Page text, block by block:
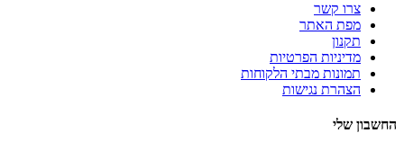
צרו קשר
מפת האתר
תקנון
מדיניות הפרטיות
תמונות מבתי הלקוחות
הצהרת נגישות
החשבון שלי